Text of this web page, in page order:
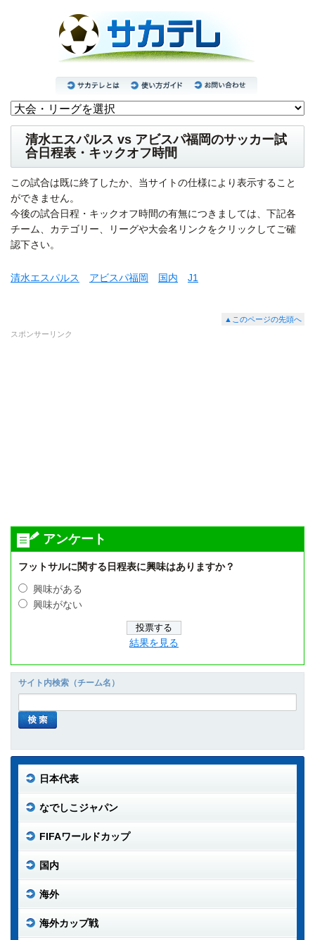
清水エスパルス vs アビスパ福岡のサッカー試
合日程表・キックオフ時間
この試合は既に終了したか、当サイトの仕様により表示すること
ができません。
今後の試合日程・キックオフ時間の有無につきましては、下記各
チーム、カテゴリー、リーグや大会名リンクをクリックしてご確
認下さい。
清水エスパルス アビスパ福岡 国内 J1
▲このページの先頭へ
スポンサーリンク
アンケート
フットサルに関する日程表に興味はありますか？
興味がある
興味がない
結果を見る
サイト内検索（チーム名）
日本代表
なでしこジャパン
FIFAワールドカップ
国内
海外
海外カップ戦